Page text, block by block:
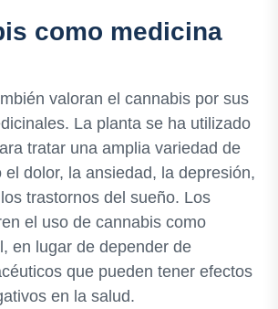
como medicina
valoran el cannabis por sus
La planta se ha utilizado
tratar una amplia variedad de
dolor, la ansiedad, la depresión,
trastornos del sueño. Los
el uso de cannabis como
en lugar de depender de
que pueden tener efectos
en la salud.